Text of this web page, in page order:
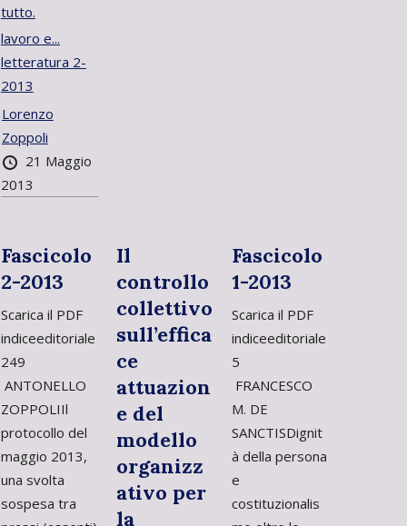
tutto.
lavoro e...
letteratura 2-
2013
Lorenzo
Zoppoli
21 Maggio
2013
Fascicolo
2-2013
Scarica il PDF
indiceeditoriale
249
ANTONELLO
ZOPPOLIIl
protocollo del
maggio 2013,
una svolta
sospesa tra
Il
controllo
collettivo
sull’effica
ce
attuazion
e del
modello
organizz
ativo per
la
Fascicolo
1-2013
Scarica il PDF
indiceeditoriale
5
FRANCESCO
M. DE
SANCTISDignit
à della persona
e
costituzionalis